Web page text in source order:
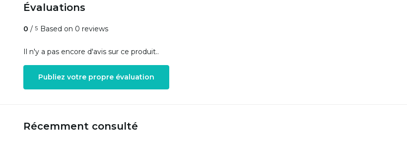
Évaluations
0 / 5 Based on 0 reviews
Il n'y a pas encore d'avis sur ce produit..
Publiez votre propre évaluation
Récemment consulté